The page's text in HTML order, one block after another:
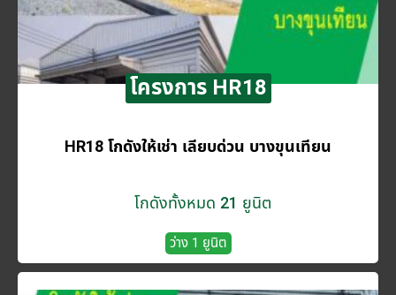
โครงการ HR18
HR18 โกดังให้เช่า เลียบด่วน บางขุนเทียน
โกดังทั้งหมด 21 ยูนิต
ว่าง 1 ยูนิต